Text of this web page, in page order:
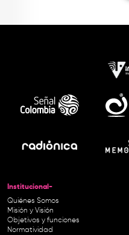
Institucional-
Quiénes Somos
Misión y Visión
Objetivos y funciones
Normatividad